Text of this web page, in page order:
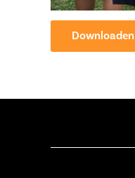
Downloaden